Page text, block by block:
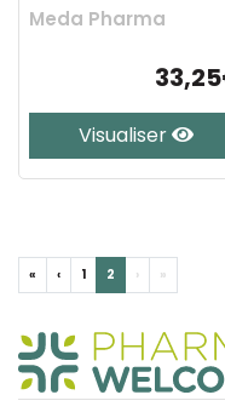
Meda Pharma
Visualiser
« ‹ 1 2 › »